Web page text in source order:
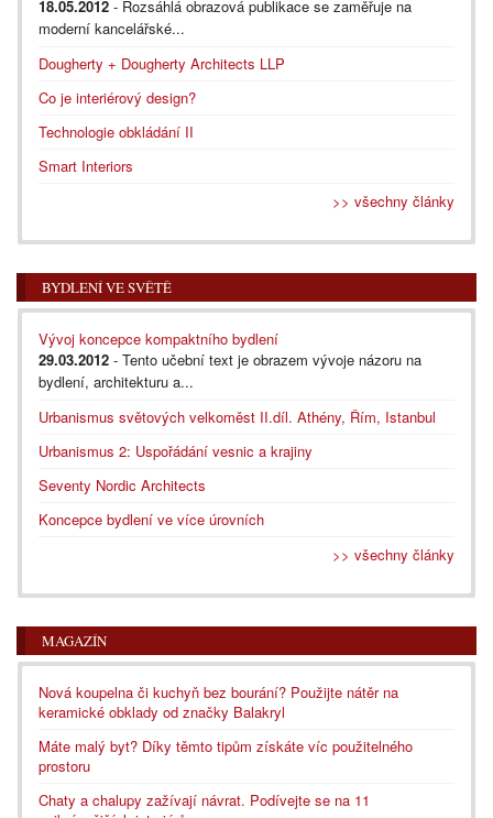
18.05.2012 - Rozsáhlá obrazová publikace se zaměřuje na
moderní kancelářské...
Dougherty + Dougherty Architects LLP
Co je interiérový design?
Technologie obkládání II
Smart Interiors
>> všechny články
BYDLENÍ VE SVĚTĚ
Vývoj koncepce kompaktního bydlení
29.03.2012 - Tento učební text je obrazem vývoje názoru na
bydlení, architekturu a...
Urbanismus světových velkoměst II.díl. Athény, Řím, Istanbul
Urbanismus 2: Uspořádání vesnic a krajiny
Seventy Nordic Architects
Koncepce bydlení ve více úrovních
>> všechny články
MAGAZÍN
Nová koupelna či kuchyň bez bourání? Použijte nátěr na
keramické obklady od značky Balakryl
Máte malý byt? Díky těmto tipům získáte víc použitelného
prostoru
Chaty a chalupy zažívají návrat. Podívejte se na 11